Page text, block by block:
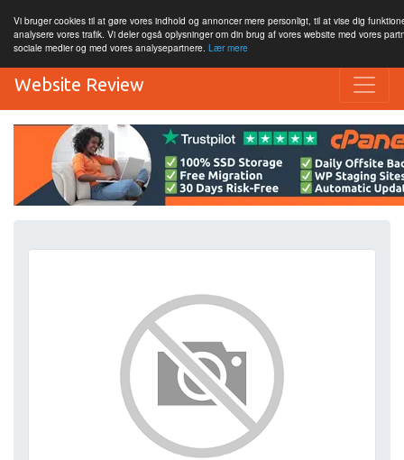
Vi bruger cookies til at gøre vores indhold og annoncer mere personligt, til at vise dig
analysere vores trafik. Vi deler også oplysninger om din brug af vores website med vores
sociale medier og med vores analysepartnere. Lær mere
Website Review